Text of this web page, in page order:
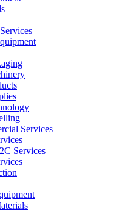
Services
Services